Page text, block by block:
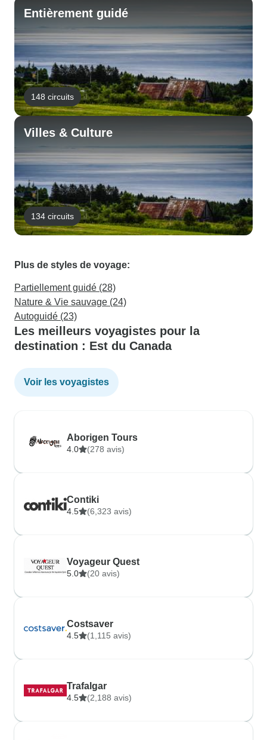
Entièrement guidé
148 circuits
Villes & Culture
134 circuits
Plus de styles de voyage:
Partiellement guidé (28)
Nature & Vie sauvage (24)
Autoguidé (23)
Les meilleurs voyagistes pour la
destination : Est du Canada
Voir les voyagistes
Aborigen Tours
4.0 (278 avis)
Contiki
4.5 (6,323 avis)
Voyageur Quest
5.0 (20 avis)
Costsaver
4.5 (1,115 avis)
Trafalgar
4.5 (2,188 avis)